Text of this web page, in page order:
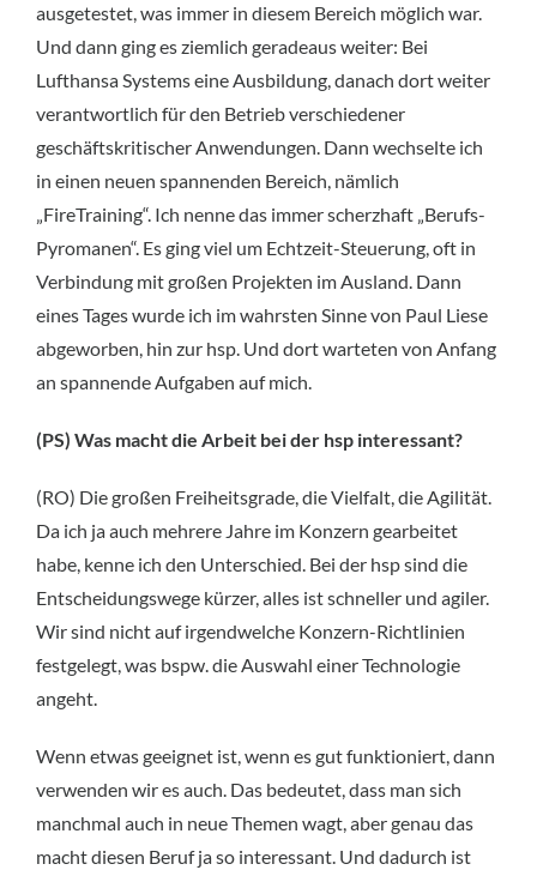
ausgetestet, was immer in diesem Bereich möglich war.
Und dann ging es ziemlich geradeaus weiter: Bei
Lufthansa Systems eine Ausbildung, danach dort weiter
verantwortlich für den Betrieb verschiedener
geschäftskritischer Anwendungen. Dann wechselte ich
in einen neuen spannenden Bereich, nämlich
„FireTraining“. Ich nenne das immer scherzhaft „Berufs-
Pyromanen“. Es ging viel um Echtzeit-Steuerung, oft in
Verbindung mit großen Projekten im Ausland. Dann
eines Tages wurde ich im wahrsten Sinne von Paul Liese
abgeworben, hin zur hsp. Und dort warteten von Anfang
an spannende Aufgaben auf mich.
(PS) Was macht die Arbeit bei der hsp interessant?
(RO) Die großen Freiheitsgrade, die Vielfalt, die Agilität.
Da ich ja auch mehrere Jahre im Konzern gearbeitet
habe, kenne ich den Unterschied. Bei der hsp sind die
Entscheidungswege kürzer, alles ist schneller und agiler.
Wir sind nicht auf irgendwelche Konzern-Richtlinien
festgelegt, was bspw. die Auswahl einer Technologie
angeht.
Wenn etwas geeignet ist, wenn es gut funktioniert, dann
verwenden wir es auch. Das bedeutet, dass man sich
manchmal auch in neue Themen wagt, aber genau das
macht diesen Beruf ja so interessant. Und dadurch ist